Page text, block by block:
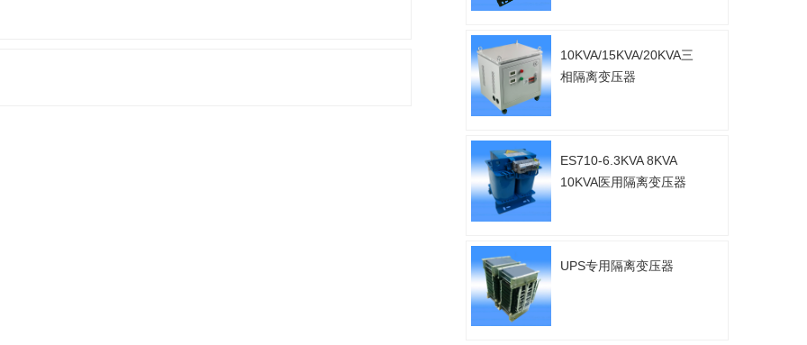
10KVA/15KVA/20KVA三
相隔离变压器
ES710-6.3KVA 8KVA
10KVA医用隔离变压器
UPS专用隔离变压器